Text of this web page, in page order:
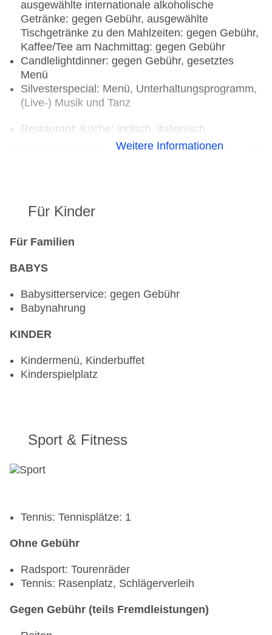
ausgewählte internationale alkoholische
Getränke: gegen Gebühr, ausgewählte
Tischgetränke zu den Mahlzeiten: gegen Gebühr,
Kaffee/Tee am Nachmittag: gegen Gebühr
Candlelightdinner: gegen Gebühr, gesetztes
Menü
Silvesterspecial: Menü, Unterhaltungsprogramm,
(Live-) Musik und Tanz
Restaurant: Küche: indisch, italienisch,
landestypisch, mediterran, Fisch/Meeresfrüchte,
vegetarische Gerichte, vegane Gerichte, Buffet, à
klimatisierbar
Weitere Informationen
Für Kinder
Für Familien
BABYS
Babysitterservice: gegen Gebühr
Babynahrung
KINDER
Kindermenü, Kinderbuffet
Kinderspielplatz
Sport & Fitness
Tennis: Tennisplätze: 1
Ohne Gebühr
Radsport: Tourenräder
Tennis: Rasenplatz, Schlägerverleih
Gegen Gebühr (teils Fremdleistungen)